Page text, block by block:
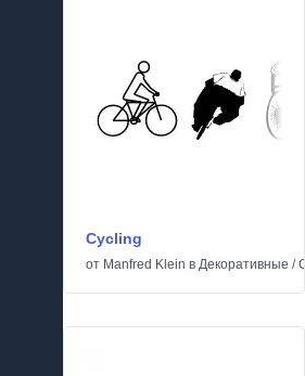
Cycling
от Manfred Klein в Декоративные /